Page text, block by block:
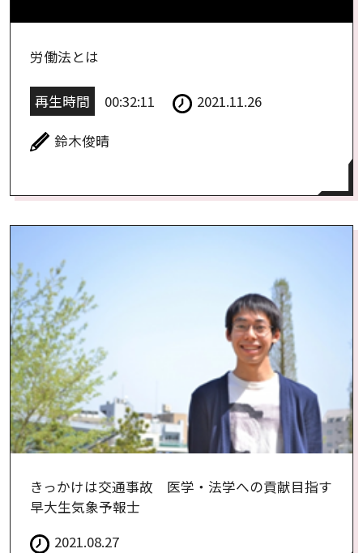
労働法とは
再生時間 00:32:11 2021.11.26
鈴木俊晴
きっかけは交通事故 医学・法学への貢献目指す
早大生気象予報士
2021.08.27